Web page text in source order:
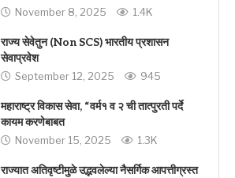
November 8, 2025 1.4K
राज्य सेवेतुन (Non SCS) भारतीय प्रशासन
सेवाप्रवेश
September 12, 2025 945
महाराष्ट्र विकास सेवा, “वर्म१ व २ ची तात्पुरती पर्दे
कायम करणेबाबत
November 15, 2025 1.3K
राज्यात अतिवृष्टीमुळे उद्भवलेल्या नैसर्गिक आपत्तीग्रस्त